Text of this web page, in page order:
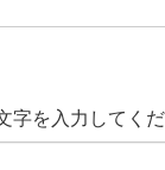
字を入力してくだ